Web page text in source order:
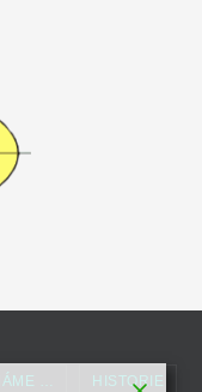
… HISTORIE